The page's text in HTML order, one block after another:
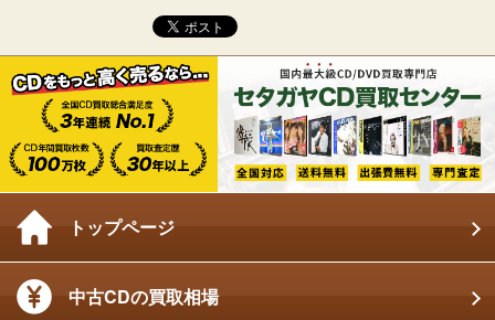
トップページ
中古CDの買取相場